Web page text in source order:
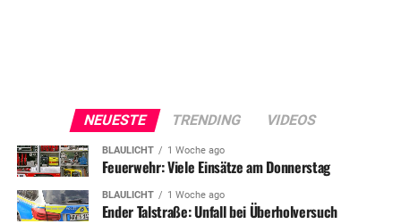
NEUESTE TRENDING VIDEOS
BLAULICHT 1 Woche ago
Feuerwehr: Viele Einsätze am Donnerstag
BLAULICHT 1 Woche ago
Ender Talstraße: Unfall bei Überholversuch